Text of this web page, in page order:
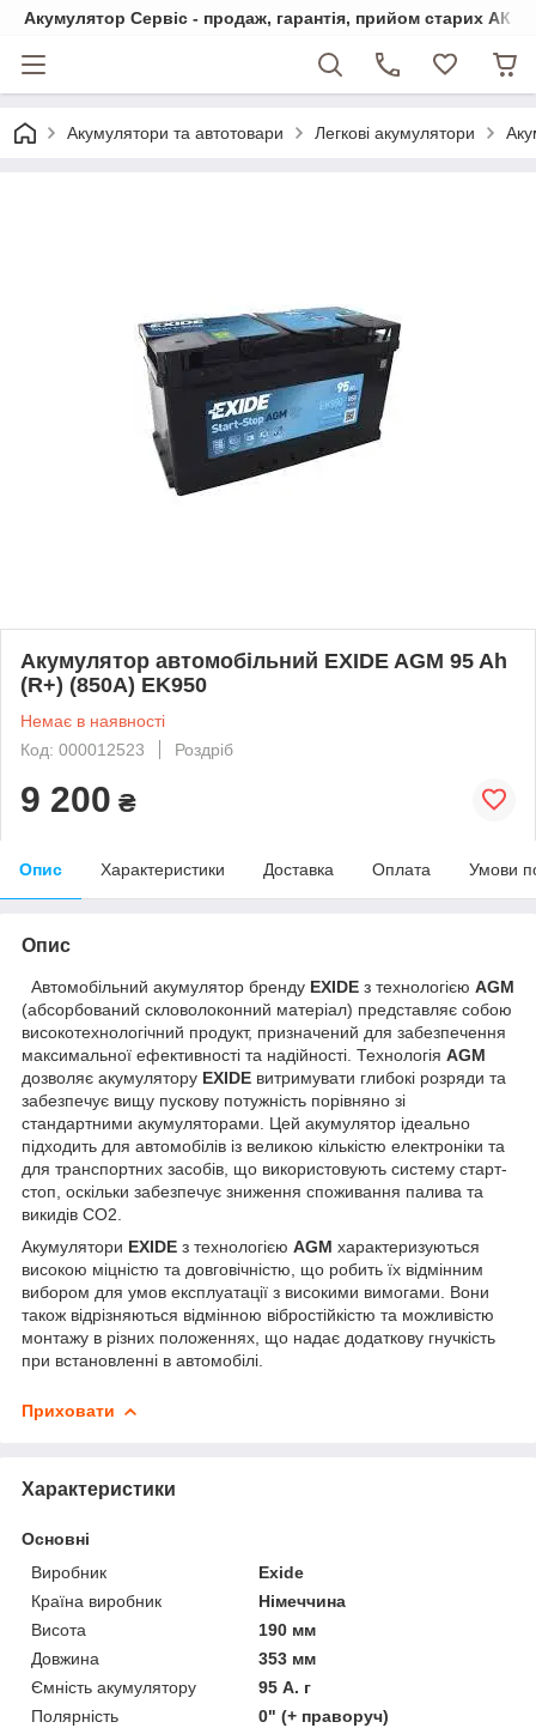
Акумулятор Сервіс - продаж, гарантія, прийом старих АКБ
Акумулятори та автотовари Легкові акумулятори
Акумулятор автомобільний EXIDE AGM 95 Ah
(R+) (850А) EK950
Немає в наявності
Код: 000012523
Роздріб
9 200 ₴
Опис Характеристики Доставка Оплата Умови
Опис
Автомобільний акумулятор бренду EXIDE з технологією AGM
(абсорбований скловолоконний матеріал) представляє собою
високотехнологічний продукт, призначений для забезпечення
максимальної ефективності та надійності. Технологія AGM
дозволяє акумулятору EXIDE витримувати глибокі розряди та
забезпечує вищу пускову потужність порівняно зі
стандартними акумуляторами. Цей акумулятор ідеально
підходить для автомобілів із великою кількістю електроніки та
для транспортних засобів, що використовують систему старт-
стоп, оскільки забезпечує зниження споживання палива та
викидів CO2.
Акумулятори EXIDE з технологією AGM характеризуються
високою міцністю та довговічністю, що робить їх відмінним
вибором для умов експлуатації з високими вимогами. Вони
також відрізняються відмінною вібростійкістю та можливістю
монтажу в різних положеннях, що надає додаткову гнучкість
при встановленні в автомобілі.
Приховати
Характеристики
Основні
Виробник
Exide
Країна виробник
Німеччина
Висота
190 мм
Довжина
353 мм
Ємність акумулятору
95 А. г
Полярність
0" (+ праворуч)